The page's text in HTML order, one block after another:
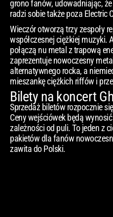
grono fanów, udowadniając,
radzi sobie także poza Electric
Wieczór otworzą trzy zespoły
współczesnej ciężkiej muzyki.
połączą nu metal z trapową
zaprezentuje nowoczesny
alternatywnego rocka, a
mieszankę ciężkich riffów i
Bilety na koncert
Sprzedaż biletów rozpocznie
Ceny wejściówek będą
zależności od puli. To jeden z
pakietów dla fanów
zawita do Polski.